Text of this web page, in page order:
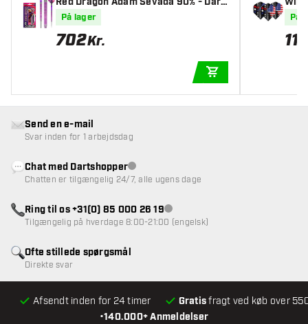
pile
På lager
702Kr.
2 -
På
11
•140.000+ Anmeldelser
Afsendt inden for 24 timer Gratisfragt ved køb over
Ofte stillede spørgsmål
Direkte svar
Send en e-mail
Svar inden for 1 arbejdsdag
Chat med DartshopperKundeservice ikke tilgængelig
Chatten er tilgængelig 24/7, alle ugens dage
Ring til os +31(0) 85 000 26 19Kundeservice ikke tilgængelig
Tilgængelig på hverdage 8:00-21:00 (engelsk)